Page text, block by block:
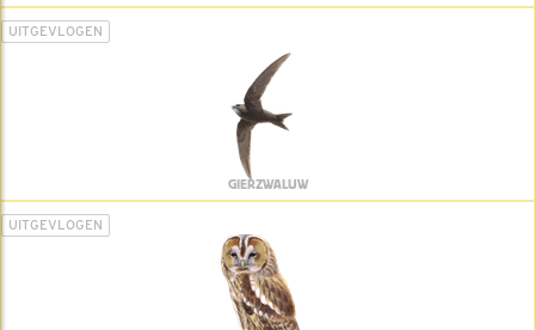
UITGEVLOGEN
GIERZWALUW
UITGEVLOGEN